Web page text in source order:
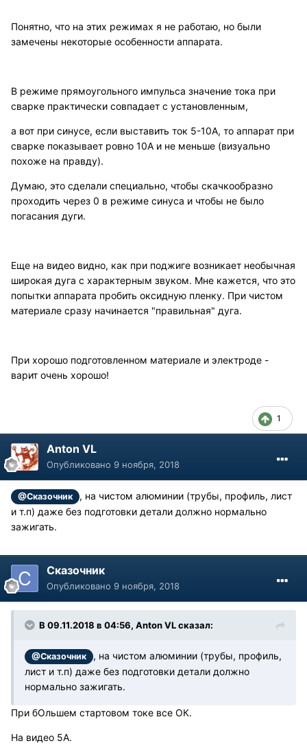
Понятно, что на этих режимах я не работаю, но были
замечены некоторые особенности аппарата.
В режиме прямоугольного импульса значение тока при
сварке практически совпадает с установленным,
а вот при синусе, если выставить ток 5-10А, то аппарат при
сварке показывает ровно 10А и не меньше (визуально
похоже на правду).
Думаю, это сделали специально, чтобы скачкообразно
проходить через 0 в режиме синуса и чтобы не было
погасания дуги.
Еще на видео видно, как при поджиге возникает необычная
широкая дуга с характерным звуком. Мне кажется, что это
попытки аппарата пробить оксидную пленку. При чистом
материале сразу начинается "правильная" дуга.
При хорошо подготовленном материале и электроде -
варит очень хорошо!
1
Anton VL
Опубликовано 9 ноября, 2018
@Сказочник
, на чистом алюминии (трубы, профиль, лист
и т.п) даже без подготовки детали должно нормально
зажигать.
Сказочник
Опубликовано 9 ноября, 2018
В 09.11.2018 в 04:56, Anton VL сказал:
@Сказочник
, на чистом алюминии (трубы, профиль,
лист и т.п) даже без подготовки детали должно
нормально зажигать.
При бОльшем стартовом токе все ОК.
На видео 5А.